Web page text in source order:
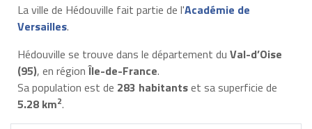
La ville de Hédouville fait partie de l'Académie de
Versailles.
Hédouville se trouve dans le département du Val-d’Oise
(95), en régionÎle-de-France.
Sa population est de 283 habitantset sa superficie de
5.28 km2.